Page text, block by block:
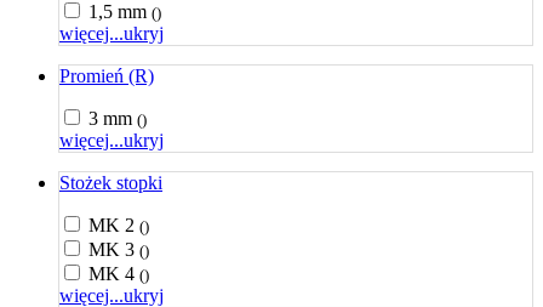
1,5 mm ()
więcej...ukryj
Promień (R)
3 mm ()
więcej...ukryj
Stożek stopki
MK 2 ()
MK 3 ()
MK 4 ()
więcej...ukryj